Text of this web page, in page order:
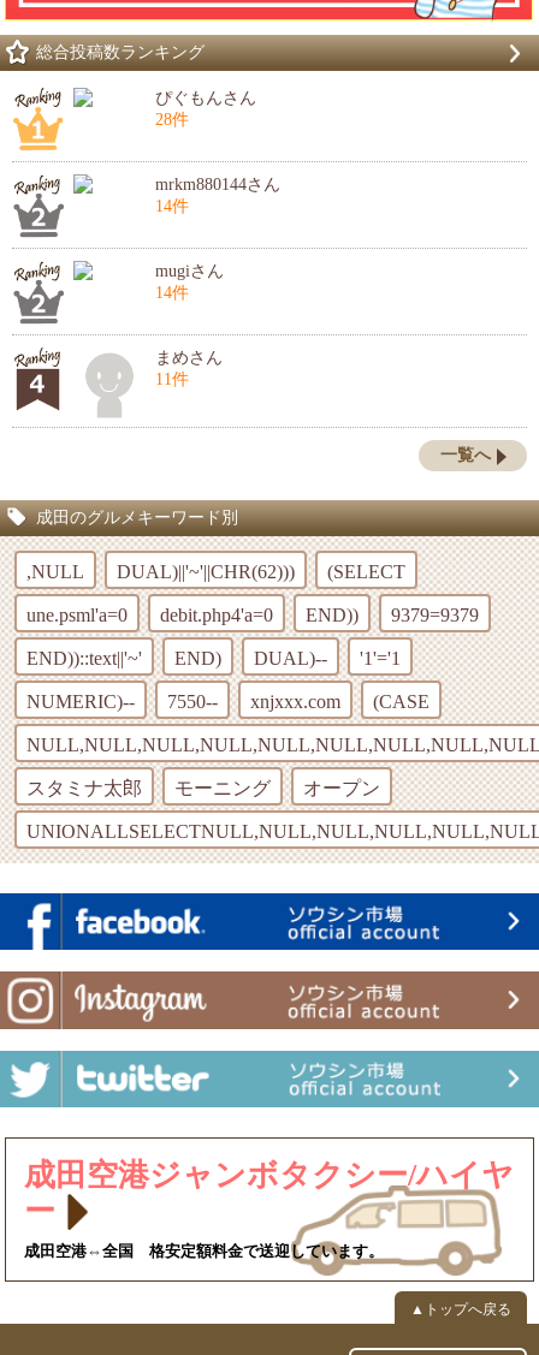
総合投稿数ランキング
ぴぐもんさん
28件
mrkm880144さん
14件
mugiさん
14件
まめさん
11件
一覧へ
成田のグルメキーワード別
,NULL DUAL)||'~'||CHR(62))) (SELECT
une.psml'a=0 debit.php4'a=0 END)) 9379=9379
END))::text||'~' END) DUAL)-- '1'='1
NUMERIC)-- 7550-- xnjxxx.com (CASE
スタミナ太郎 モーニング オープン
成田空港ジャンボタクシー/ハイヤ
ー
成田空港⇔全国 格安定額料金で送迎しています。
▲トップへ戻る